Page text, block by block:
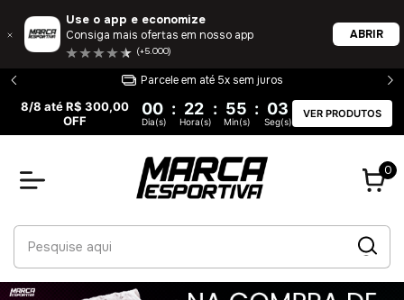
Use o app e economize
Consiga mais ofertas em nosso app
(+5.000)
ABRIR
Entrega 100% garantida
8/8 até R$ 300,00
OFF
00 : 22 : 55 : 02
Dia(s) Hora(s) Min(s) Seg(s)
VER PRODUTOS
0